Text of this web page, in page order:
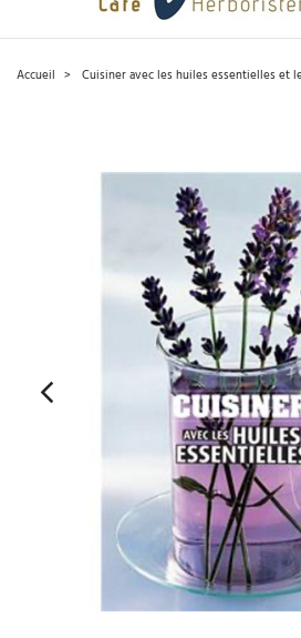
Accueil Cuisiner avec les huiles essentielles et